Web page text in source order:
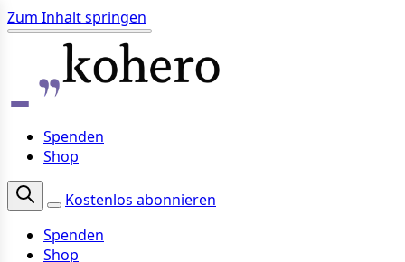
Zum Inhalt springen
Spenden
Shop
Kostenlos abonnieren
Spenden
Shop